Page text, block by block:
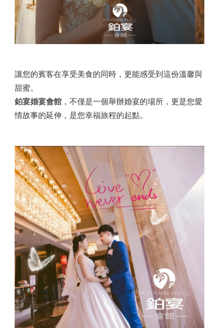
讓您的賓客在享受美食的同時，更能感受到這份溫馨與
甜蜜。
鉑宴婚宴會館 ，不僅是一個舉辦婚宴的場所，更是您愛
情故事的延伸，是您幸福旅程的起點。